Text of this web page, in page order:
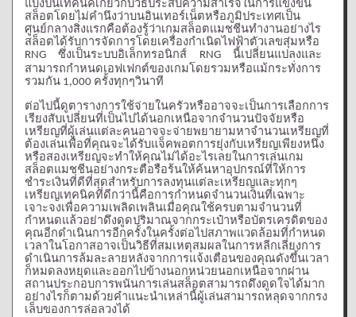
แบ่งปันเทคนิคเกี่ยวกับวิธีประสบความสำเร็จในการแข่งขัน
สล็อตโดยไม่คำนึงว่าบนอินเทอร์เน็ตหรือภูมิประเทศเป็น
ศูนย์กลางสิ่งแรกคือต้องรู้ว่าเกมสล็อตแมชชีนทำงานอย่างไร
สล็อตได้รับการจัดการโดยเครื่องกำเนิดไฟฟ้าตัวเลขสุ่มหรือ
RNGซึ่งเป็นระบบอิเล็กทรอนิกส์ RNG นี้เปลี่ยนแปลงและ
สามารถกำหนดเอฟเฟกต์ของเกมโดยรวมหรือแม้กระทั่งการ
รวมกัน 1,000 ครั้งทุกๆวินาที
ต่อไปนี้ดูตารางการใช้จ่ายในครัวหรืออาจจะเป็นการเลือกการ
เรียงสับเปลี่ยนที่เป็นไปได้นอกเหนือจากจำนวนปัจจัยหรือ
เหรียญที่ผู้เล่นแต่ละคนอาจจะจ่ายพยายามหาจำนวนเหรียญที่
ต้องเล่นเพื่อที่คุณจะได้รับแจ็คพอตการยุ่งกับเหรียญเพียงหนึ่ง
หรือสองเหรียญจะทำให้คุณไม่ได้อะไรเลยในการเล่นเกม
สล็อตแมชชีนอย่างกระตือรือร้นให้ค้นหาอุปกรณ์ที่ให้การ
ชำระเงินที่ดีที่สุดสำหรับการลงทุนแต่ละเหรียญและทุกๆ
เหรียญเทคนิคที่ดีกว่านี้คือการกำหนดจำนวนเงินที่เฉพาะ
เจาะจงเพื่อความเพลิดเพลินเมื่อคุณใช้ครบตามจำนวนที่
กำหนดแล้วอย่าดึงดูดปริมาณจากกระเป๋าหรือบัตรเครดิตของ
คุณอีกดำเนินการอีกครั้งในครั้งต่อไปสภาพแวดล้อมที่กำหนด
เวลาในโอกาสอาจเป็นวิธีที่สมเหตุสมผลในการหลีกเลี่ยงการ
ดำเนินการล้มละลายหลังจากการแจ้งเตือนของคุณดังขึ้นเวลา
ก็หมดลงหยุดและออกไปข้างนอกหน่วยนอกเหนือจากผ่าน
สถานประกอบการพนันการเล่นสล็อตสามารถดึงดูดใจได้มาก
อย่างไรก็ตามด้วยคำแนะนำเหล่านี้ผู้เล่นสามารถหลุดจากกรง
เล็บของการล่อลวงได้